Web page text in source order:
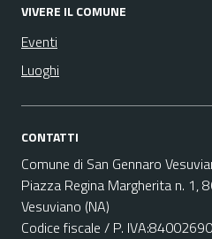
VIVERE IL COMUNE
Eventi
Luoghi
CONTATTI
Comune di San Gennaro
Piazza Regina Margherita n. 1,
Vesuviano (NA)
Codice fiscale / P.